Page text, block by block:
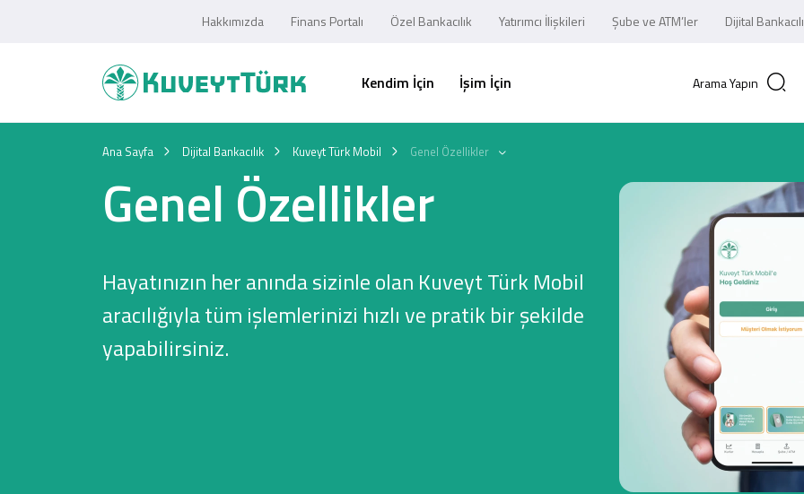
Hakkımızda Finans Portalı Özel Bankacılık Yatırımcı İlişkileri Şube ve ATM’ler Dijital
Kendim İçin İşim İçin Arama Yapın
Ana Sayfa Dijital Bankacılık Kuveyt Türk Mobil Genel Özellikler
Genel Özellikler
Hayatınızın her anında sizinle olan Kuveyt Türk Mobil
aracılığıyla tüm işlemlerinizi hızlı ve pratik bir şekilde
yapabilirsiniz.